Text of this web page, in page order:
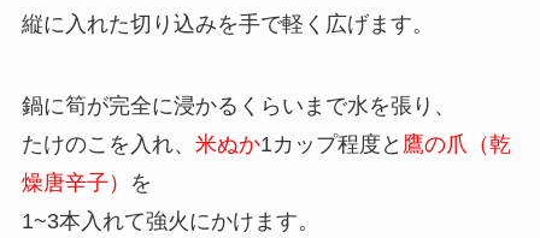
縦に入れた切り込みを手で軽く広げます。
鍋に筍が完全に浸かるくらいまで水を張り、
たけのこを入れ、 米ぬか1カップ程度と 鷹の爪（乾
燥唐辛子）
を
1~3本入れて強火にかけます。